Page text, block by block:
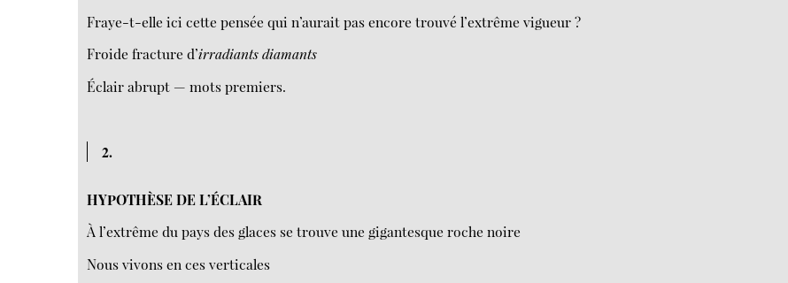
Fraye-t-elle ici cette pensée qui n’aurait pas encore trouvé l’extrême vigueur ?
Froide fracture d’irradiants diamants
Éclair abrupt — mots premiers.
2.
HYPOTHÈSE DE L’ÉCLAIR
À l’extrême du pays des glaces se trouve une gigantesque roche noire
Nous vivons en ces verticales